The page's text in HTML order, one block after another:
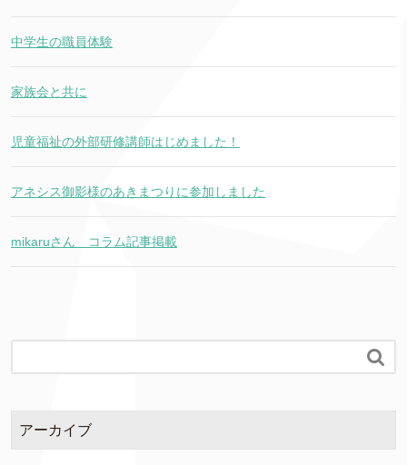
中学生の職員体験
家族会と共に
児童福祉の外部研修講師はじめました！
アネシス御影様のあきまつりに参加しました
mikaruさん コラム記事掲載

アーカイブ